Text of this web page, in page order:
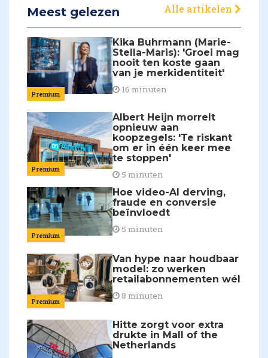
Meest gelezen Alle artikelen
Premium
Kika Buhrmann (Marie-
Stella-Maris): 'Groei mag
nooit ten koste gaan
van je merkidentiteit'
16 minuten
Premium
Albert Heijn morrelt
opnieuw aan
koopzegels: 'Te riskant
om er in één keer mee
te stoppen'
5 minuten
Premium
Hoe video-AI derving,
fraude en conversie
beïnvloedt
5 minuten
Premium
Van hype naar houdbaar
model: zo werken
retailabonnementen wél
8 minuten
Hitte zorgt voor extra
drukte in Mall of the
Netherlands